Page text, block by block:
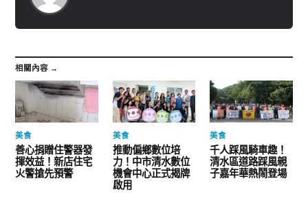
相關內容 →
美食
善心捐贈住警器發
揮效益！新店住宅
火警搶先預警
美食
推動偏鄉數位培
力！中市清水數位
機會中心正式揭牌
啟用
美食
千人踩風騎車趣！
清水區道路踩風親
子嘉年華熱鬧登場